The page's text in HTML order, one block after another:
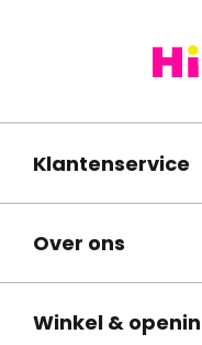
Klantenservice
Over ons
Winkel &